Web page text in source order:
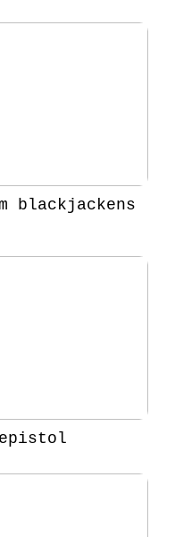
blackjackens